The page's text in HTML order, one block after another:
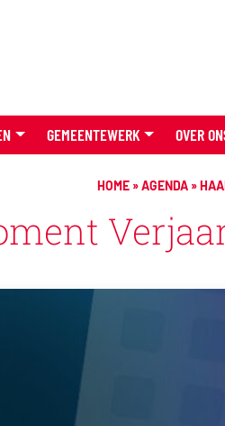
GEMEENTEWERK OVER
HOME »AGENDA »